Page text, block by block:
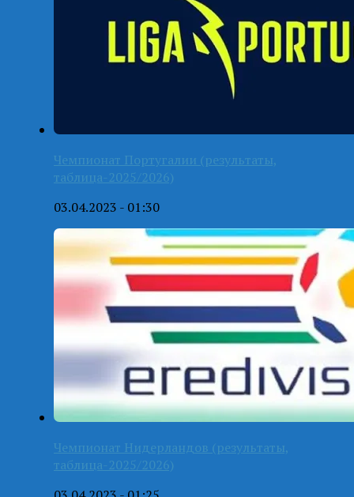
Чемпионат Португалии (результаты,
таблица-2025/2026)
03.04.2023 - 01:30
Чемпионат Нидерландов (результаты,
таблица-2025/2026)